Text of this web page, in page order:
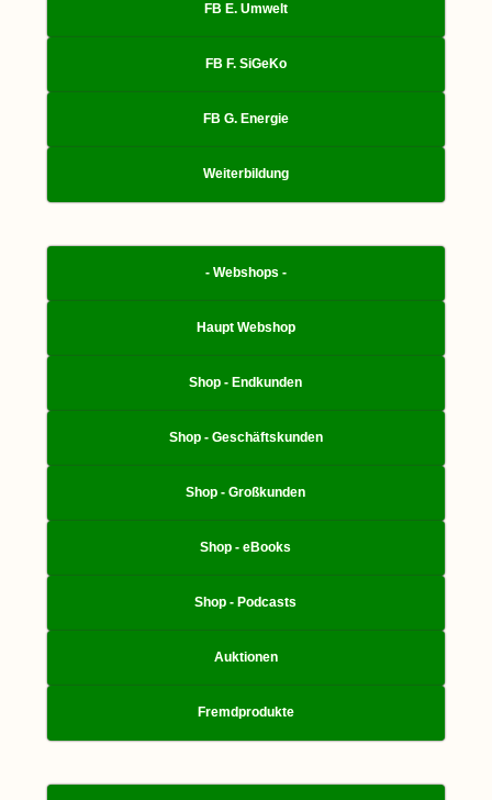
FB E. Umwelt
FB F. SiGeKo
FB G. Energie
Weiterbildung
- Webshops -
Haupt Webshop
Shop - Endkunden
Shop - Geschäftskunden
Shop - Großkunden
Shop - eBooks
Shop - Podcasts
Auktionen
Fremdprodukte